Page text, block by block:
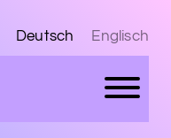
Deutsch Englisch